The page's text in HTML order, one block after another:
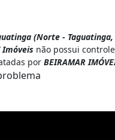
(Norte -
Imóveis não possui
por BEIRAMAR